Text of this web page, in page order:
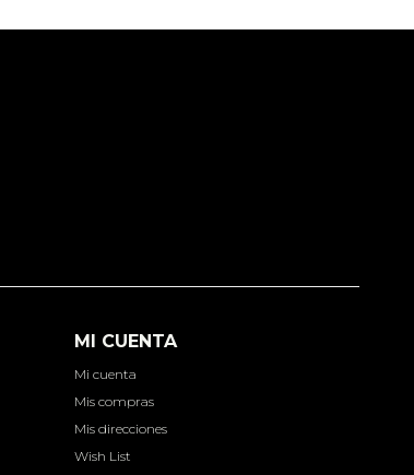
MI CUENTA
Mi cuenta
Mis compras
Mis direcciones
Wish List